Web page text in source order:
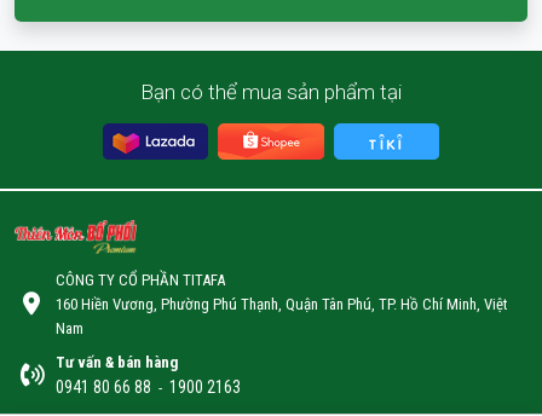
Bạn có thể mua sản phẩm tại
CÔNG TY CỔ PHẦN TITAFA
160 Hiền Vương, Phường Phú Thạnh, Quận Tân Phú, TP. Hồ Chí Minh, Việt
Nam
Tư vấn & bán hàng
0941 80 66 88 - 1900 2163